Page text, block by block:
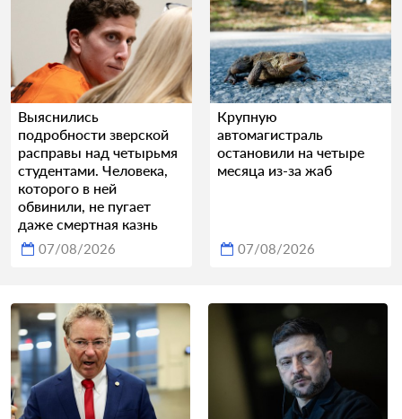
Выяснились
подробности зверской
расправы над четырьмя
студентами. Человека,
которого в ней
обвинили, не пугает
даже смертная казнь
07/08/2026
Крупную
автомагистраль
остановили на четыре
месяца из-за жаб
07/08/2026